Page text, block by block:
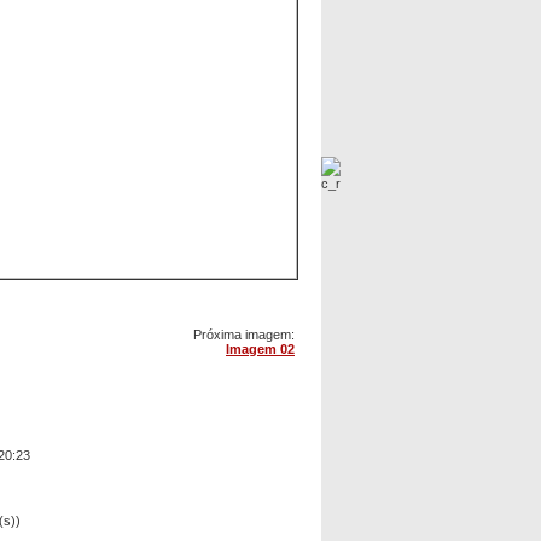
Próxima imagem:
Imagem 02